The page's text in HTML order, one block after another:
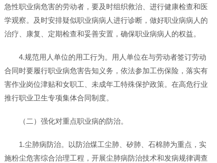
急性职业病危害的劳动者，要及时组织救治、进行健康检查和医
学观察。及时安排疑似职业病病人进行诊断，做好职业病病人的
治疗、康复、定期检查和妥善安置，确保职业病病人的权益。
4.规范用人单位的用工行为。用人单位在与劳动者签订劳动
合同时要履行职业病危害告知义务，依法参加工伤保险，落实有
害作业岗位津贴和女职工、未成年工特殊保护政策。在高危行业
推行职业卫生专项集体合同制度。
（二）强化对重点职业病的防治。
1.尘肺病防治。以防治煤工尘肺、矽肺、石棉肺为重点，实
施粉尘危害综合治理工程，开展尘肺病防治技术和发病规律调查